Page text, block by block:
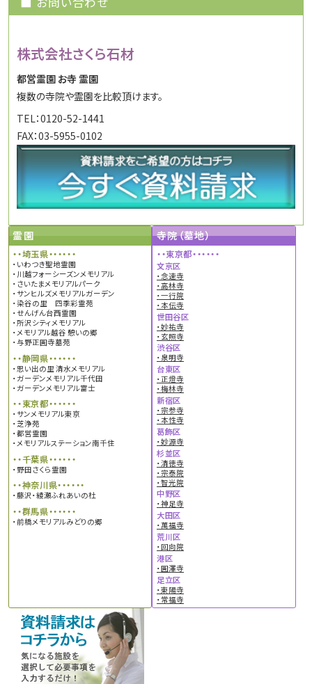
霊園
・・埼玉県・・・・・・
・いわつき聖地霊園
・川越フォーシーズンメモリアル
・さいたまメモリアルパーク
・サンヒルズメモリアルガーデン
・染谷の里 四季彩霊苑
・せんげん台西霊園
・所沢シティメモリアル
・メモリアル越谷 憩いの郷
・与野正圓寺墓苑
・・静岡県・・・・・・
・思い出の里 清水メモリアル
・ガーデンメモリアル千代田
・ガーデンメモリアル富士
・・東京都・・・・・・
・サンメモリアル東京
・芝浄苑
・都営霊園
・メモリアルステーション南千住
・・千葉県・・・・・・
・野田さくら霊園
・・神奈川県・・・・・・
・藤沢・綾瀬ふれあいの杜
・・群馬県・・・・・・
・前橋メモリアルみどりの郷
寺院（墓地）
・・東京都・・・・・・
文京区
・念速寺
・高林寺
・一行院
・本伝寺
世田谷区
・妙祐寺
・玄照寺
渋谷区
・泉明寺
台東区
・正燈寺
・梅林寺
新宿区
・宗参寺
・本性寺
葛飾区
・妙源寺
杉並区
・清徳寺
・宗泰院
・智光院
中野区
・神足寺
大田区
・萬福寺
荒川区
・回向院
港区
・圓澤寺
足立区
・東陽寺
・常福寺
株式会社さくら石材
都営霊園 お寺 霊園
複数の寺院や霊園を比較頂けます。
TEL：0120-52-1441
FAX：03-5955-0102